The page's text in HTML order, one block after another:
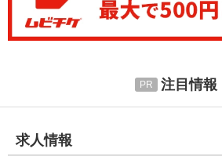
注目情報
求人情報